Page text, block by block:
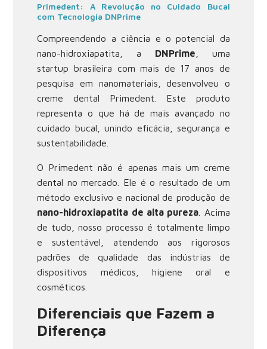
Primedent: A Revolução no Cuidado Bucal
com Tecnologia DNPrime
Compreendendo a ciência e o potencial da
nano-hidroxiapatita, a DNPrime , uma
startup brasileira com mais de 17 anos de
pesquisa em nanomateriais, desenvolveu o
creme dental Primedent. Este produto
representa o que há de mais avançado no
cuidado bucal, unindo eficácia, segurança e
sustentabilidade.
O Primedent não é apenas mais um creme
dental no mercado. Ele é o resultado de um
método exclusivo e nacional de produção de
nano-hidroxiapatita de alta pureza . Acima
de tudo, nosso processo é totalmente limpo
e sustentável, atendendo aos rigorosos
padrões de qualidade das indústrias de
dispositivos médicos, higiene oral e
cosméticos.
Diferenciais que Fazem a
Diferença